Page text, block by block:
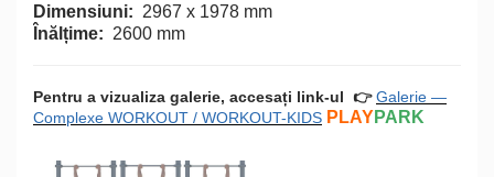
Dimensiuni: 2967 x 1978 mm
Înălțime: 2600 mm
Pentru a vizualiza galerie, accesați link-ul 👉Galerie —
Complexe WORKOUT / WORKOUT-KIDS PLAYPARK